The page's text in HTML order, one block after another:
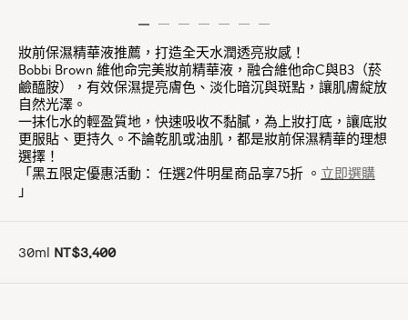
妝前保濕精華液推薦，打造全天水潤透亮妝感！
Bobbi Brown 維他命完美妝前精華液，融合維他命C與B3（菸
鹼醯胺），有效保濕提亮膚色、淡化暗沉與斑點，讓肌膚綻放
自然光澤。
一抹化水的輕盈質地，快速吸收不黏膩，為上妝打底，讓底妝
更服貼、更持久。不論乾肌或油肌，都是妝前保濕精華的理想
選擇！
「黑五限定優惠活動： 任選2件明星商品享75折 。 立即選購
」
30ml NT$3,400